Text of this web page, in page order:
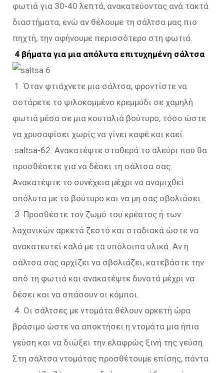
φωτιά για 30-40 λεπτά, ανακατεύοντας ανά τακτά
διαστήματα, ενώ αν θέλουμε τη σάλτσα μας πιο
πηχτή, την αφήνουμε περισσότερο στη φωτιά.
4 βήματα για μια απόλυτα επιτυχημένη σάλτσα
1. Όταν φτιάχνετε μια σάλτσα, φροντίστε να
σοτάρετε το ψιλοκομμένο κρεμμύδι σε χαμηλή
φωτιά μέσα σε μια κουταλιά βούτυρο, τόσο ώστε
να χρυσαφίσει χωρίς να γίνει καφέ και καεί.
saltsa-62. Ανακατέψτε σταθερά το αλεύρι που θα
προσθέσετε για να δέσει τη σάλτσα σας.
Ανακατέψτε το συνέχεια μέχρι να αναμιχθεί
απόλυτα με το βούτυρο και να μη σας σβολιάσει.
3. Προσθέστε τον ζωμό του κρέατος ή των
λαχανικών αρκετά ζεστό και σταδιακά ώστε να
ανακατευτεί καλά με τα υπόλοιπα υλικά. Αν η
σάλτσα σας αρχίζει να σβολιάζει, κατεβάστε την
από τη φωτιά και ανακατέψτε δυνατά μέχρι να
δέσει και να σπάσουν οι κόμποι.
4. Οι σάλτσες με ντομάτα θέλουν αρκετή ώρα
βράσιμο ώστε να αποκτήσει η ντομάτα μια ήπια
γεύση και να διώξει την ελαφρώς ξινή της γεύση.
Στη σάλτσα ντομάτας προσθέτουμε επίσης, πάντα